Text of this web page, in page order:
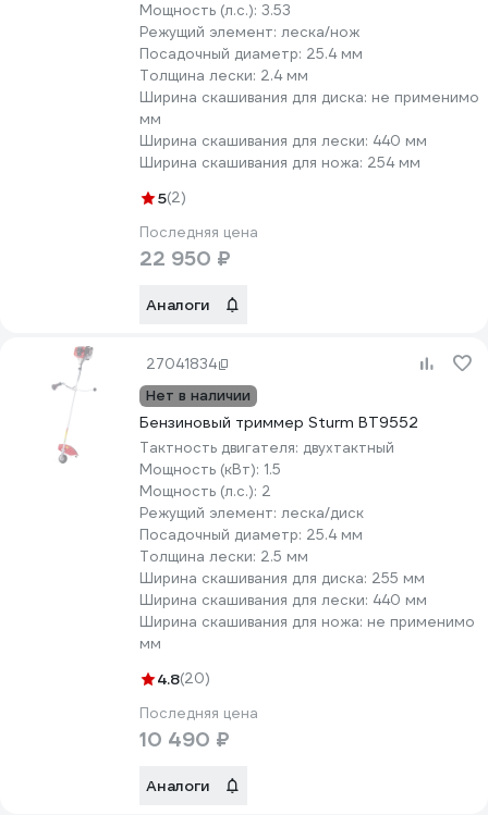
Мощность (л.с.): 3.53
Режущий элемент: леска/нож
Посадочный диаметр: 25.4 мм
Толщина лески: 2.4 мм
Ширина скашивания для диска: не применимо
мм
Ширина скашивания для лески: 440 мм
Ширина скашивания для ножа: 254 мм
5(2)
Последняя цена
22 950 ₽
Аналоги
27041834
Нет в наличии
Бензиновый триммер Sturm BT9552
Тактность двигателя: двухтактный
Мощность (кВт): 1.5
Мощность (л.с.): 2
Режущий элемент: леска/диск
Посадочный диаметр: 25.4 мм
Толщина лески: 2.5 мм
Ширина скашивания для диска: 255 мм
Ширина скашивания для лески: 440 мм
Ширина скашивания для ножа: не применимо
мм
4.8(20)
Последняя цена
10 490 ₽
Аналоги